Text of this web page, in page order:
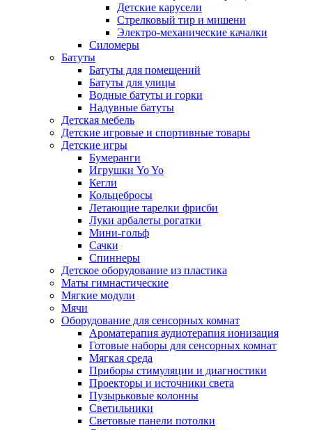
Детские карусели
Стрелковый тир и мишени
Электро-механические качалки
Силомеры
Батуты
Батуты для помещений
Батуты для улицы
Водные батуты и горки
Надувные батуты
Детская мебель
Детские игровые и спортивные товары
Детские игры
Бумеранги
Игрушки Yo Yo
Кегли
Кольцебросы
Летающие тарелки фрисби
Луки арбалеты рогатки
Мини-гольф
Сачки
Спиннеры
Детское оборудование из пластика
Маты гимнастические
Мягкие модули
Мячи
Оборудование для сенсорных комнат
Ароматерапия аудиотерапия ионизация
Готовые наборы для сенсорных комнат
Мягкая среда
Приборы стимуляции и диагностики
Проекторы и источники света
Пузырьковые колонны
Светильники
Световые панели потолки